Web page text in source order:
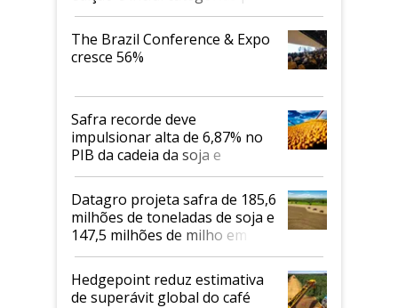
cafés Canephora
The Brazil Conference & Expo
cresce 56%
Safra recorde deve
impulsionar alta de 6,87% no
PIB da cadeia da soja e
biodiesel em 2026
Datagro projeta safra de 185,6
milhões de toneladas de soja e
147,5 milhões de milho em
2026/27
Hedgepoint reduz estimativa
de superávit global do café